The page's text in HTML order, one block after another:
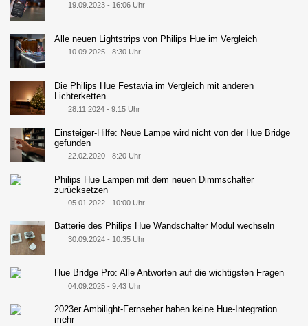
19.09.2023 - 16:06 Uhr
Alle neuen Lightstrips von Philips Hue im Vergleich
10.09.2025 - 8:30 Uhr
Die Philips Hue Festavia im Vergleich mit anderen
Lichterketten
28.11.2024 - 9:15 Uhr
Einsteiger-Hilfe: Neue Lampe wird nicht von der Hue Bridge
gefunden
22.02.2020 - 8:20 Uhr
Philips Hue Lampen mit dem neuen Dimmschalter
zurücksetzen
05.01.2022 - 10:00 Uhr
Batterie des Philips Hue Wandschalter Modul wechseln
30.09.2024 - 10:35 Uhr
Hue Bridge Pro: Alle Antworten auf die wichtigsten Fragen
04.09.2025 - 9:43 Uhr
2023er Ambilight-Fernseher haben keine Hue-Integration
mehr